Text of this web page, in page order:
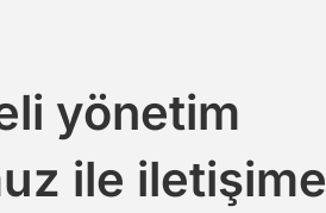
yönetim
ile iletişime